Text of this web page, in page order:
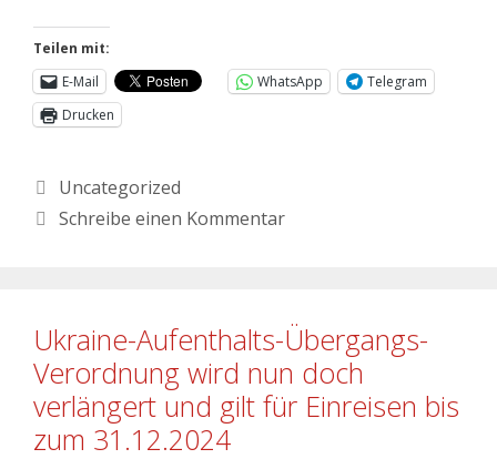
Teilen mit:
E-Mail
WhatsApp
Telegram
Drucken
Uncategorized
Schreibe einen Kommentar
Ukraine-Aufenthalts-Übergangs-
Verordnung wird nun doch
verlängert und gilt für Einreisen bis
zum 31.12.2024